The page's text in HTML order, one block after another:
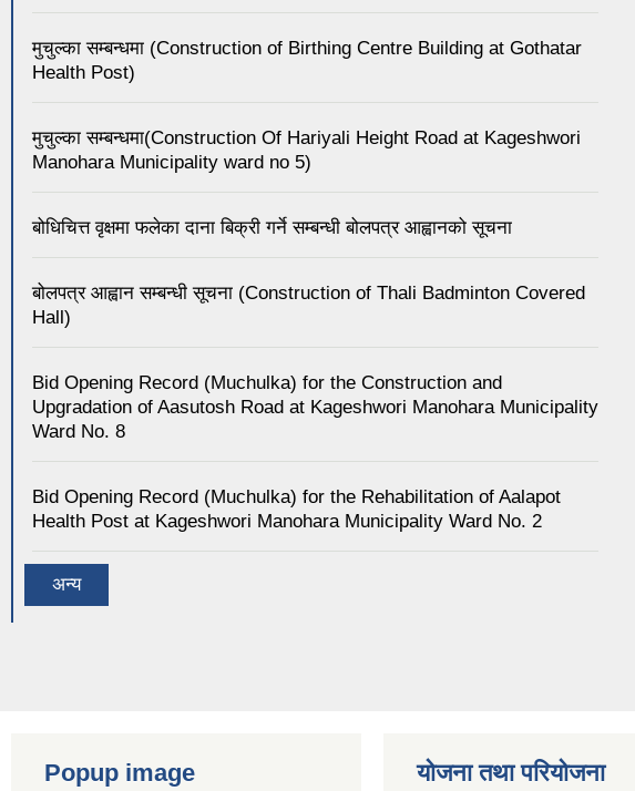
मुचुल्का सम्बन्धमा (Construction of Birthing Centre Building at Gothatar
Health Post)
मुचुल्का सम्बन्धमा(Construction Of Hariyali Height Road at Kageshwori
Manohara Municipality ward no 5)
बोधिचित्त वृक्षमा फलेका दाना बिक्री गर्ने सम्बन्धी बोलपत्र आह्वानको सूचना
बोलपत्र आह्वान सम्बन्धी सूचना (Construction of Thali Badminton Covered
Hall)
Bid Opening Record (Muchulka) for the Construction and
Upgradation of Aasutosh Road at Kageshwori Manohara Municipality
Ward No. 8
Bid Opening Record (Muchulka) for the Rehabilitation of Aalapot
Health Post at Kageshwori Manohara Municipality Ward No. 2
अन्य
Popup image योजना तथा परियोजना